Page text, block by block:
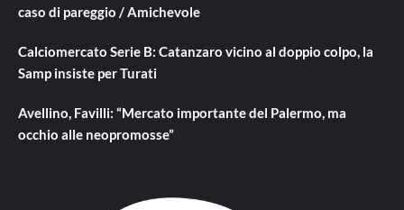
caso di pareggio / Amichevole
Calciomercato Serie B: Catanzaro vicino al doppio colpo, la
Samp insiste per Turati
Avellino, Favilli: “Mercato importante del Palermo, ma
occhio alle neopromosse”